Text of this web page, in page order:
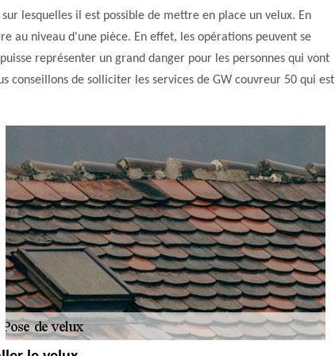
lesquelles il est possible de mettre en place un velux. En
niveau d'une pièce. En effet, les opérations peuvent se
représenter un grand danger pour les personnes qui vont
conseillons de solliciter les services de GW couvreur 50 qui est